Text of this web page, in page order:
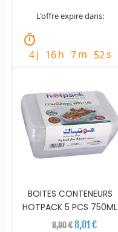
L'offre expire dans:
timer
4j 16h 7m 51s
BOITES CONTENEURS
HOTPACK 5 PCS 750ML
8,90 €8,01 €